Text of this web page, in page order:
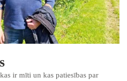
ir mīti un kas patiesības par